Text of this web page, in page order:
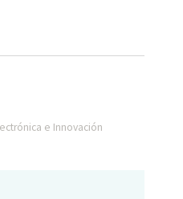
e Innovación